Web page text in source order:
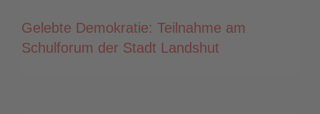
Gelebte Demokratie: Teilnahme am
Schulforum der Stadt Landshut